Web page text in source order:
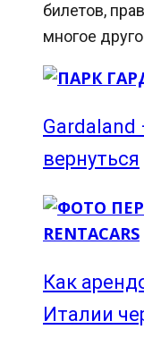
билетов,
многое
Gardaland
вернуться
Как
Италии